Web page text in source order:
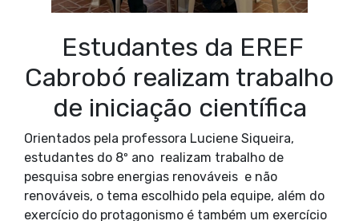
Estudantes da EREF
Cabrobó realizam trabalho
de iniciação científica
Orientados pela professora Luciene Siqueira,
estudantes do 8º ano realizam trabalho de
pesquisa sobre energias renováveis e não
renováveis, o tema escolhido pela equipe, além do
exercício do protagonismo é também um exercício